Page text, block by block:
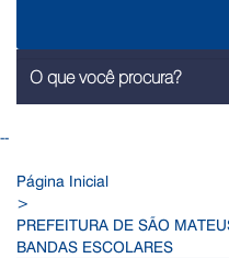
--
Página Inicial
>
PREFEITURA DE SÃO
BANDAS ESCOLARES